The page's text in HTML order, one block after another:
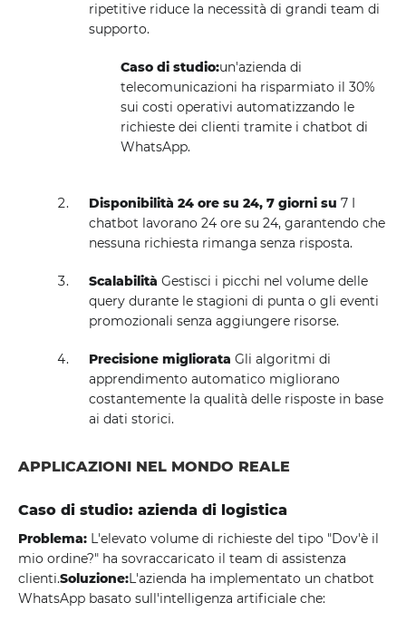
ripetitive riduce la necessità di grandi team di
supporto.
Caso di studio:un'azienda di
telecomunicazioni ha risparmiato il 30%
sui costi operativi automatizzando le
richieste dei clienti tramite i chatbot di
WhatsApp.
Disponibilità 24 ore su 24, 7 giorni su7 I
chatbot lavorano 24 ore su 24, garantendo che
nessuna richiesta rimanga senza risposta.
ScalabilitàGestisci i picchi nel volume delle
query durante le stagioni di punta o gli eventi
promozionali senza aggiungere risorse.
Precisione migliorataGli algoritmi di
apprendimento automatico migliorano
costantemente la qualità delle risposte in base
ai dati storici.
APPLICAZIONI NEL MONDO REALE
Caso di studio: azienda di logistica
Problema: L'elevato volume di richieste del tipo "Dov'è il
mio ordine?" ha sovraccaricato il team di assistenza
clienti.Soluzione:L'azienda ha implementato un chatbot
WhatsApp basato sull'intelligenza artificiale che: